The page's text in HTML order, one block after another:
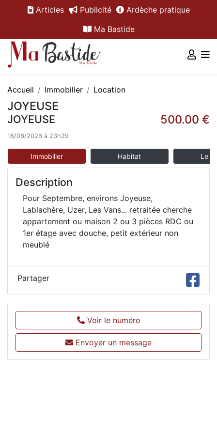
Articles Publicité
Ardèche pratique
Ma Bastide
Accueil Immobilier Location
JOYEUSE
JOYEUSE
18/06/2026 à 23h29
500.00 €
Immobilier Habitat Le
Description
Pour Septembre, environs Joyeuse,
Lablachère, Uzer, Les Vans... retraitée cherche
appartement ou maison 2 ou 3 pièces RDC ou
1er étage avec douche, petit extérieur non
meublé
Partager
Voir le numéro
Envoyer un message